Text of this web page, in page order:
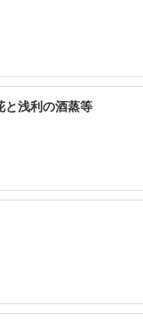
浅利の酒蒸等